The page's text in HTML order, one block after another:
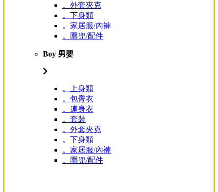
。外套夾克
。下身類
。家居服/內褲
。圍兜/配件
Boy 男嬰
。上身類
。包臀衣
。連身衣
。套裝
。外套夾克
。下身類
。家居服/內褲
。圍兜/配件